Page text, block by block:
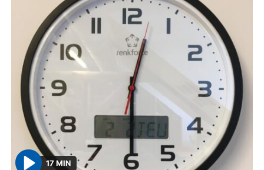
17 MIN